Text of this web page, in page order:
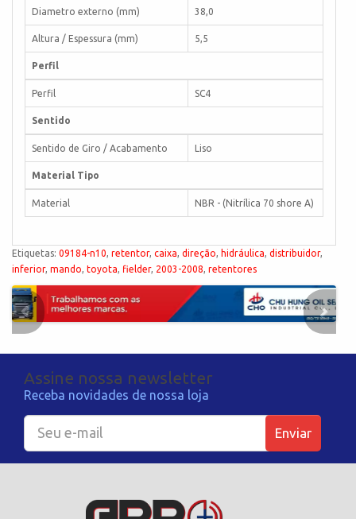
Diametro externo (mm) 38,0
Altura / Espessura (mm) 5,5
Perfil
Perfil SC4
Sentido
Sentido de Giro / Acabamento Liso
Material Tipo
Material NBR - (Nitrílica 70 shore A)
Etiquetas: 09184-n10, retentor, caixa, direção, hidráulica, distribuidor,
inferior, mando, toyota, fielder, 2003-2008, retentores
Assine nossa newsletter
Receba novidades de nossa loja
Enviar